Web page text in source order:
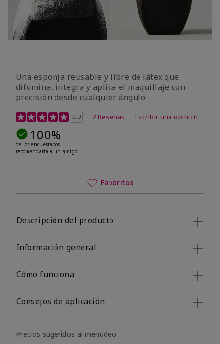
Una esponja reusable y libre de látex que
difumina, integra y aplica el maquillaje con
precisión desde cualquier ángulo.
Calificación de clientes de 5 de 5
5.0 2 Reseñas Escribir una opinión
100%
de los encuestados
recomendaría a un amigo.
Favoritos
Descripción del producto
Información general
Cómo funciona
Consejos de aplicación
Precios sugeridos al menudeo.